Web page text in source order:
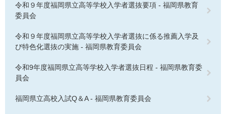
令和９年度福岡県立高等学校入学者選抜要項 - 福岡県教育
委員会
令和９年度福岡県立高等学校入学者選抜に係る推薦入学及
び特色化選抜の実施 - 福岡県教育委員会
令和9年度福岡県立高等学校入学者選抜日程 - 福岡県教育委
員会
福岡県立高校入試Q＆A - 福岡県教育委員会